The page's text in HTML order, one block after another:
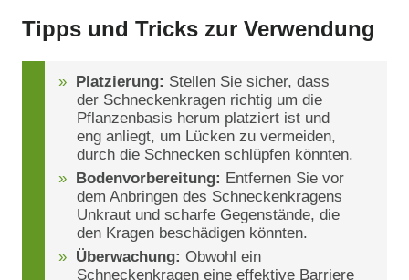
Tipps und Tricks zur Verwendung
Platzierung: Stellen Sie sicher, dass
der Schneckenkragen richtig um die
Pflanzenbasis herum platziert ist und
eng anliegt, um Lücken zu vermeiden,
durch die Schnecken schlüpfen könnten.
Bodenvorbereitung: Entfernen Sie vor
dem Anbringen des Schneckenkragens
Unkraut und scharfe Gegenstände, die
den Kragen beschädigen könnten.
Überwachung: Obwohl ein
Schneckenkragen eine effektive Barriere